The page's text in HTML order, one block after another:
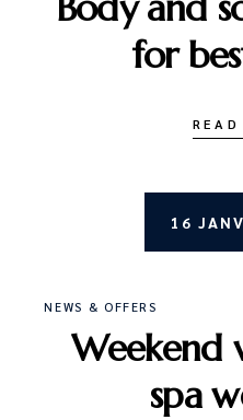
for
READ
16
NEWS & OFFERS
Weekend
spa